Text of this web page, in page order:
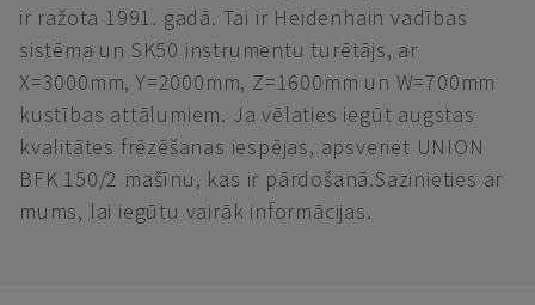
ir ražota 1991. gadā. Tai ir Heidenhain vadības
sistēma un SK50 instrumentu turētājs, ar
X=3000mm, Y=2000mm, Z=1600mm un W=700mm
kustības attālumiem. Ja vēlaties iegūt augstas
kvalitātes frēzēšanas iespējas, apsveriet UNION
BFK 150/2 mašīnu, kas ir pārdošanā.Sazinieties ar
mums, lai iegūtu vairāk informācijas.